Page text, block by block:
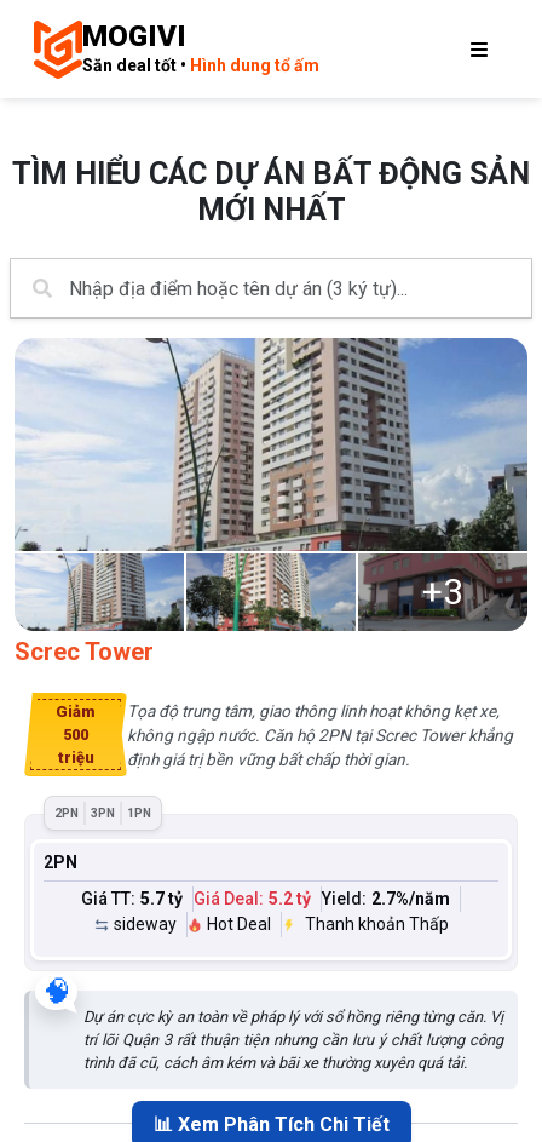
MOGIVI
Săn deal tốt • Hình dung tổ ấm
TÌM HIỂU CÁC DỰ ÁN BẤT ĐỘNG SẢN
MỚI NHẤT
+3
Screc Tower
Giảm
500
triệu
Tọa độ trung tâm, giao thông linh hoạt không kẹt xe,
không ngập nước. Căn hộ 2PN tại Screc Tower khẳng
định giá trị bền vững bất chấp thời gian.
2PN 3PN 1PN
2PN
Giá TT: 5.7 tỷ Giá Deal: 5.2 tỷ Yield: 2.7%/năm
sideway
Hot Deal Thanh khoản Thấp
🧠
Dự án cực kỳ an toàn về pháp lý với sổ hồng riêng từng căn. Vị
trí lõi Quận 3 rất thuận tiện nhưng cần lưu ý chất lượng công
trình đã cũ, cách âm kém và bãi xe thường xuyên quá tải.
📊 Xem Phân Tích Chi Tiết